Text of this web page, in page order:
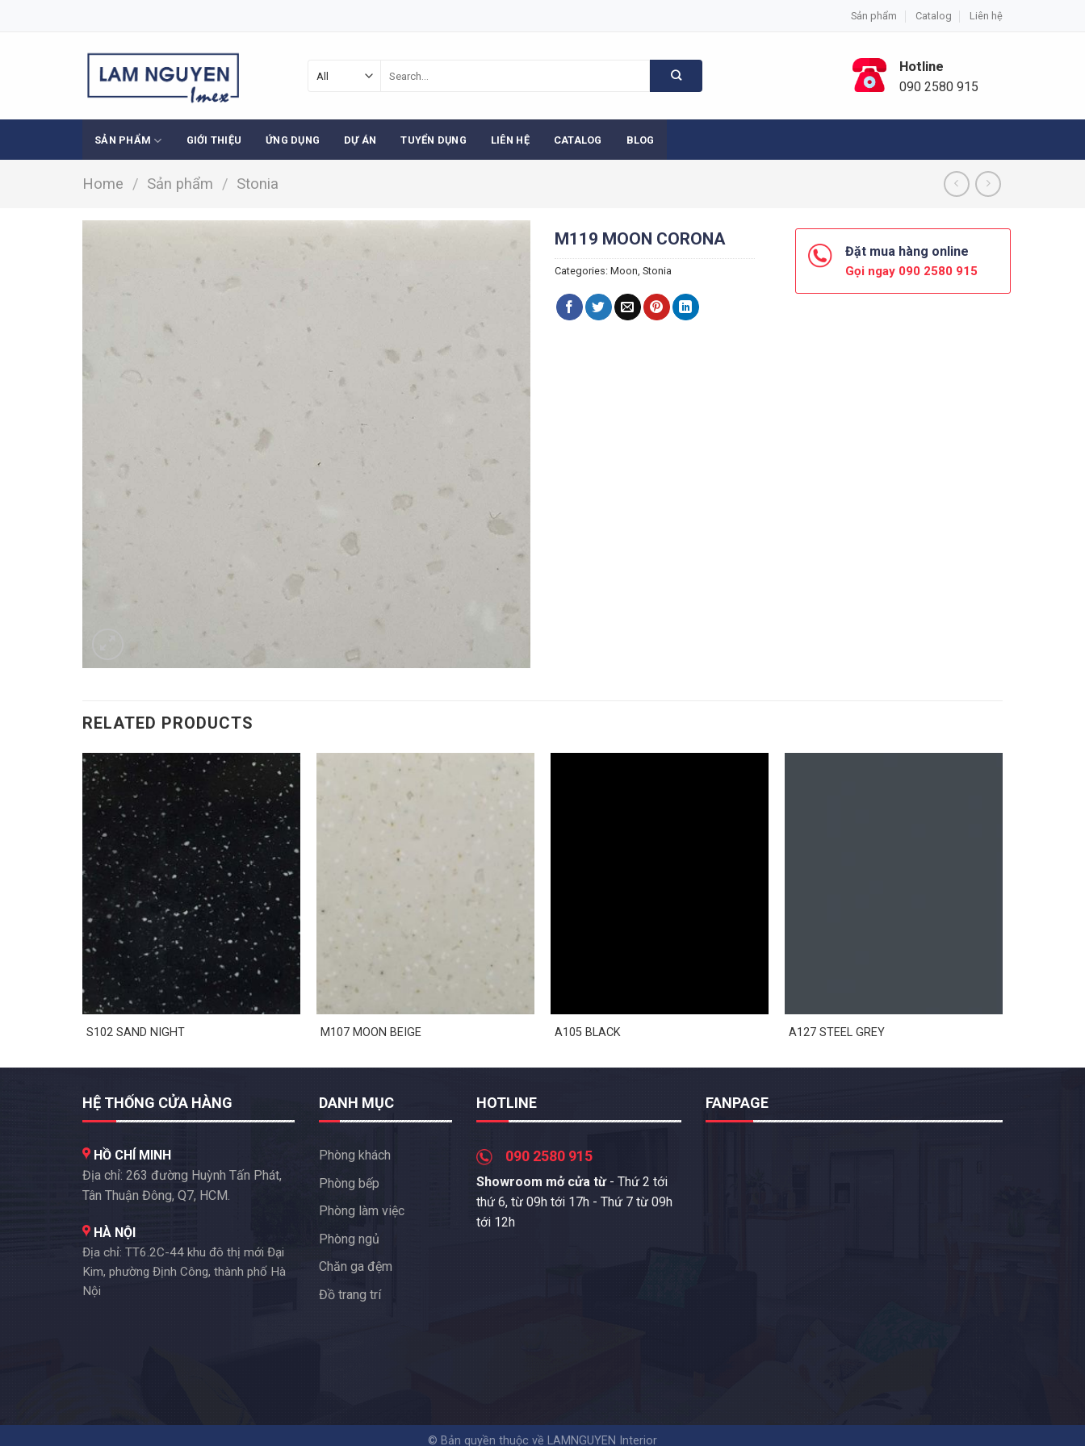
Sản phẩm Catalog Liên hệ
for:
Hotline
090 2580 915
SẢN PHẨM GIỚI THIỆU ỨNG DỤNG DỰ ÁN TUYỂN DỤNG LIÊN HỆ CATALOG BLOG
Home / Sản phẩm / Stonia
M119 MOON CORONA
Categories: Moon, Stonia
Đặt mua hàng online
Gọi ngay 090 2580 915
RELATED PRODUCTS
S102 SAND NIGHT M107 MOON BEIGE A105 BLACK A127 STEEL GREY
HỆ THỐNG CỬA HÀNG
HỒ CHÍ MINH
Địa chỉ: 263 đường Huỳnh Tấn Phát,
Tân Thuận Đông, Q7, HCM.
HÀ NỘI
Địa chỉ: TT6.2C-44 khu đô thị mới Đại
Kim, phường Định Công, thành phố Hà
Nội
DANH MỤC
Phòng khách
Phòng bếp
Phòng làm việc
Phòng ngủ
Chăn ga đệm
Đồ trang trí
HOTLINE
090 2580 915
Showroom mở cửa từ - Thứ 2 tới
thứ 6, từ 09h tới 17h - Thứ 7 từ 09h
tới 12h
FANPAGE
© Bản quyền thuộc về LAMNGUYEN Interior